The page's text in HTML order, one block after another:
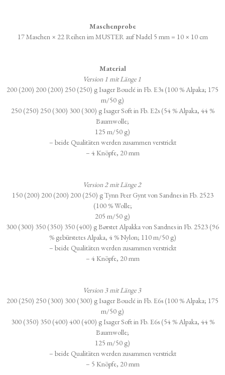
Maschenprobe
17 Maschen × 22 Reihen im MUSTER auf Nadel 5 mm = 10 × 10 cm
Material
Version 1 mit Länge 1
200 (200) 200 (200) 250 (250) g Isager Bouclé in Fb. E3s (100 % Alpaka; 175
m/50 g)
250 (250) 250 (300) 300 (300) g Isager Soft in Fb. E2s (54 % Alpaka, 44 %
Baumwolle;
125 m/50 g)
– beide Qualitäten werden zusammen verstrickt
– 4 Knöpfe, 20 mm
Version 2 mit Länge 2
150 (200) 200 (200) 200 (250) g Tynn Peer Gynt von Sandnes in Fb. 2523
(100 % Wolle;
205 m/50 g)
300 (300) 350 (350) 350 (400) g Børstet Alpakka von Sandnes in Fb. 2523 (96
% gebürstetes Alpaka, 4 % Nylon; 110 m/50 g)
– beide Qualitäten werden zusammen verstrickt
– 4 Knöpfe, 20 mm
Version 3 mit Länge 3
200 (250) 250 (300) 300 (300) g Isager Bouclé in Fb. E6s (100 % Alpaka; 175
m/50 g)
300 (350) 350 (400) 400 (400) g Isager Soft in Fb. E6s (54 % Alpaka, 44 %
Baumwolle;
125 m/50 g)
– beide Qualitäten werden zusammen verstrickt
– 5 Knöpfe, 20 mm